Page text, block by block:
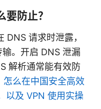
要防止？
DNS 请求时泄露，
。开启 DNS 泄漏
解析通常能有效防
么在中国安全高效
以及 VPN 使用实操